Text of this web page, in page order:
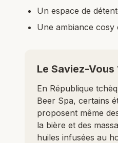
Un espace de
Une ambiance cosy
Le Saviez-Vous
En République
Beer Spa, certains
proposent même
la bière et des
huiles infusées au